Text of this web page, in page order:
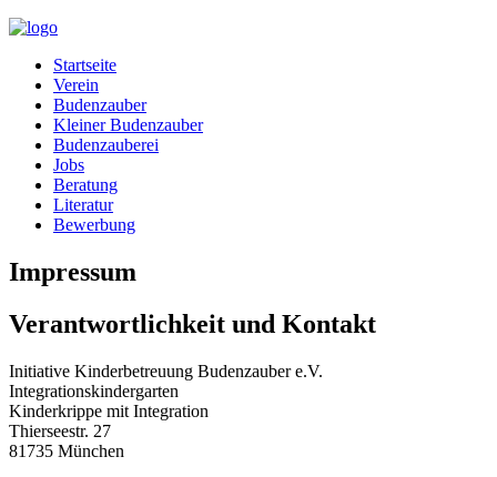
Startseite
Verein
Budenzauber
Kleiner Budenzauber
Budenzauberei
Jobs
Beratung
Literatur
Bewerbung
Impressum
Verantwortlichkeit und Kontakt
Initiative Kinderbetreuung Budenzauber e.V.
Integrationskindergarten
Kinderkrippe mit Integration
Thierseestr. 27
81735 München